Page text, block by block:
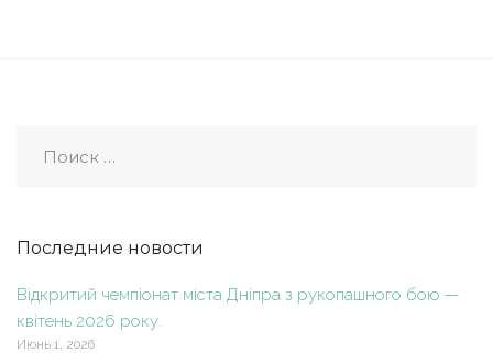
Последние новости
Відкритий чемпіонат міста Дніпра з рукопашного бою —
квітень 2026 року.
Июнь 1, 2026